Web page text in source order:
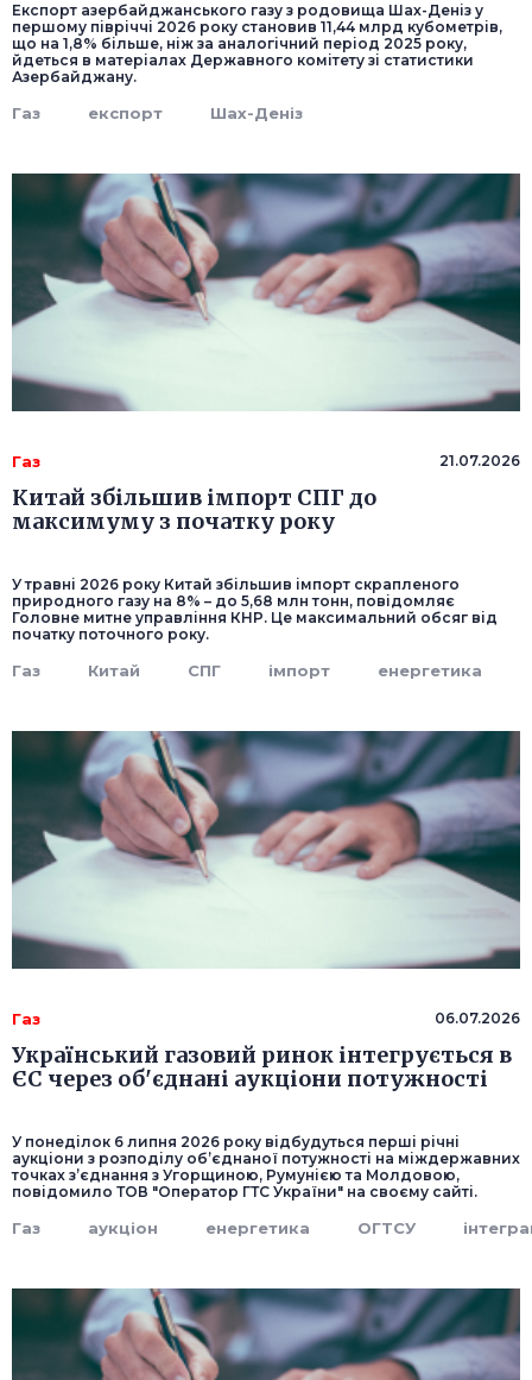
Експорт азербайджанського газу з родовища Шах-Деніз у
першому півріччі 2026 року становив 11,44 млрд кубометрів,
що на 1,8% більше, ніж за аналогічний період 2025 року,
йдеться в матеріалах Державного комітету зі статистики
Азербайджану.
Газ експорт Шах-Деніз
Газ 21.07.2026
Китай збільшив імпорт СПГ до
максимуму з початку року
У травні 2026 року Китай збільшив імпорт скрапленого
природного газу на 8% – до 5,68 млн тонн, повідомляє
Головне митне управління КНР. Це максимальний обсяг від
початку поточного року.
Газ Китай СПГ імпорт енергетика
Газ 06.07.2026
Український газовий ринок інтегрується в
ЄС через об'єднані аукціони потужності
У понеділок 6 липня 2026 року відбудуться перші річні
аукціони з розподілу об’єднаної потужності на міждержавних
точках з’єднання з Угорщиною, Румунією та Молдовою,
повідомило ТОВ "Оператор ГТС України" на своєму сайті.
Газ аукціон енергетика ОГТСУ